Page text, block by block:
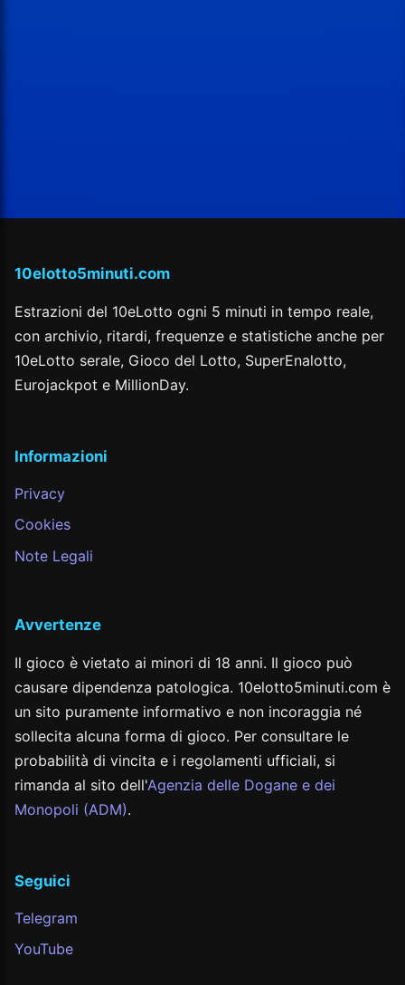
10elotto5minuti.com
Estrazioni del 10eLotto ogni 5 minuti in tempo reale,
con archivio, ritardi, frequenze e statistiche anche per
10eLotto serale, Gioco del Lotto, SuperEnalotto,
Eurojackpot e MillionDay.
Informazioni
Privacy
Cookies
Note Legali
Avvertenze
Il gioco è vietato ai minori di 18 anni. Il gioco può
causare dipendenza patologica. 10elotto5minuti.com è
un sito puramente informativo e non incoraggia né
sollecita alcuna forma di gioco. Per consultare le
probabilità di vincita e i regolamenti ufficiali, si
rimanda al sito dell'Agenzia delle Dogane e dei
Monopoli (ADM).
Seguici
Telegram
YouTube